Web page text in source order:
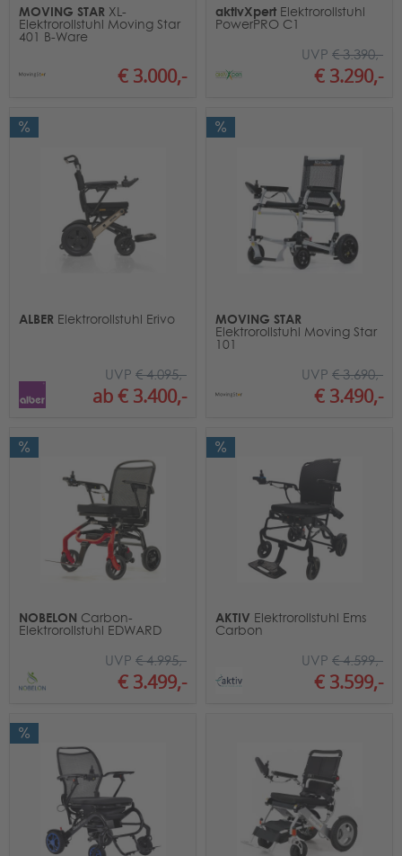
MOVING STAR XL-
Elektrorollstuhl Moving Star
401 B-Ware
€ 3.000,-
aktivXpert Elektrorollstuhl
PowerPRO C1
€ 3.290,-
UVP € 3.390,-
ALBER Elektrorollstuhl Erivo
ab € 3.400,-
UVP € 4.095,-
MOVING STAR
Elektrorollstuhl Moving Star
101
€ 3.490,-
UVP € 3.690,-
NOBELON Carbon-
Elektrorollstuhl EDWARD
€ 3.499,-
UVP € 4.995,-
AKTIV Elektrorollstuhl Ems
Carbon
€ 3.599,-
UVP € 4.599,-